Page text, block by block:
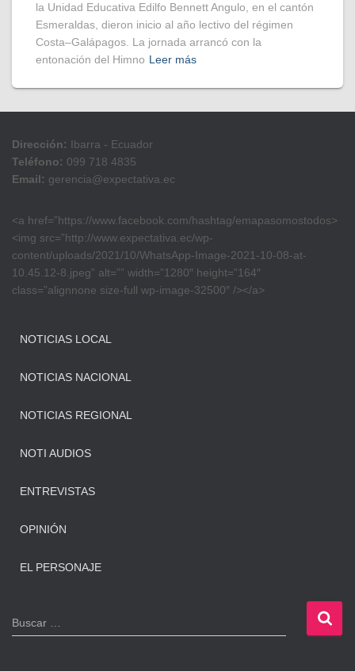
la Unidad Educativa Edilfo Bennett Angulo, en el cantón
Esmeraldas, dieron inicio al año lectivo del régimen
Costa–Galápagos. La jornada arrancó con la
entonación del Himno Leer más
Dirección: Ibarra - Ecuador
Teléfono: 099 718 4835
Email: gerencia@expectativa.ec
<a href=”https://www.facebook.com/hashtag/emapasomostodos>
<img src=”http://www.expectativa.ec/wp-
content/uploads/2021/10/WhatsApp-Image-2021-10-08-at-
10.45.12-8.jpeg” alt=”” width=”1280″ height=”164″
class=”alignnone size-full wp-image-32500″ /></a>
NOTICIAS LOCAL
NOTICIAS NACIONAL
NOTICIAS REGIONAL
NOTI AUDIOS
ENTREVISTAS
OPINIÓN
EL PERSONAJE
B
u
Buscar …